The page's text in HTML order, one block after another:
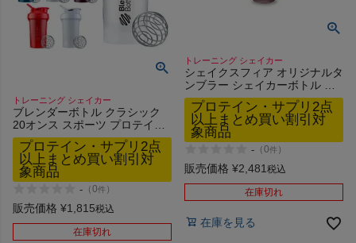
メンズカジュアルウェア
メンズスポーツウェア
レディーススポーツウェア
スポーツシューズ
もっと見る
トレーニング シェイカー
ブレンダーボトル クラシック
20オンス スポーツ プロテイン
サプリメント シェイカー プロ
テインシェイカー ジム トレー
ニング ドリンクボトル
BlenderBottle Classic V2 600ml
プロテイン・サプリ2点
以上まとめ買い割引対
象商品
- （0件 ）
販売価格 ¥1,815税込
在庫切れ
トレーニング シェイカー
シェイクスフィア オリジナルタ
ンブラー シェイカーボトル ト
レーニング 筋トレ スポーツ ス
ムージー シェイカー
ShakeSphere SSORIGINAL-
RGWL
プロテイン・サプリ2点
以上まとめ買い割引対
象商品
- （0件 ）
販売価格 ¥2,481税込
在庫切れ
在庫を見る